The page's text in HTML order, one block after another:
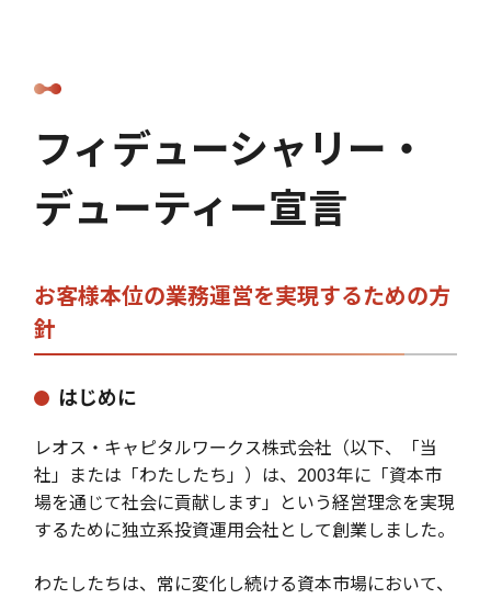
フィデューシャリー・
デューティー宣言
お客様本位の業務運営を実現するための方
針
はじめに
レオス・キャピタルワークス株式会社（以下、「当
社」または「わたしたち」）は、2003年に「資本市
場を通じて社会に貢献します」という経営理念を実現
するために独立系投資運用会社として創業しました。
わたしたちは、常に変化し続ける資本市場において、